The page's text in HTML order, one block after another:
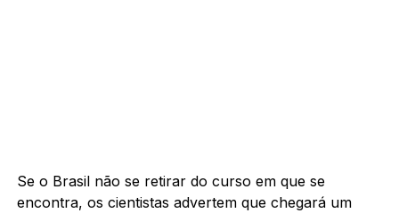
Se o Brasil não se retirar do curso em que se
encontra, os cientistas advertem que chegará um